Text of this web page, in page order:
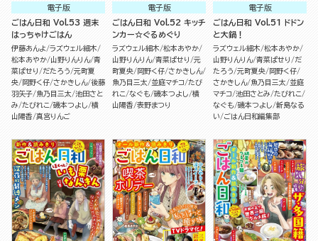
電子版
ごはん日和 Vol.53 週末
はっちゃけごはん
伊藤あんよ ラズウェル細木
松本あやか 山野りんりん 青
菜ぱせり
だたろう 元町夏
央 岡野く仔 さかきしん 後藤
羽矢子 魚乃目三太 池田さと
み たびれこ 磯本つよし 横
山陽香 真宮りんご
電子版
ごはん日和 Vol.52 キッチ
ンカー☆ぐるめぐり
ラズウェル細木 松本あやか
山野りんりん 青菜ぱせり
元
町夏央 岡野く仔 さかきしん
魚乃目三太
並庭マチコ たび
れこ なぐも 磯本つよし 横
山陽香 表野まつり
電子版
ごはん日和 Vol.51 ドドン
と大鍋！
ラズウェル細木 松本あやか
山野りんりん 青菜ぱせり
だ
たろう 元町夏央 岡野く仔
さかきしん 魚乃目三太
並庭
マチコ 池田さとみ たびれこ
なぐも 磯本つよし 新島なる
い
ごはん日和編集部